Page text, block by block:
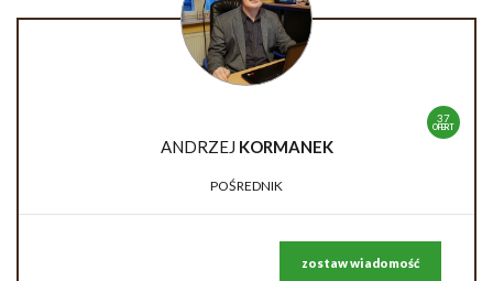
37
OFERT
ANDRZEJ KORMANEK
POŚREDNIK
zostaw wiadomość